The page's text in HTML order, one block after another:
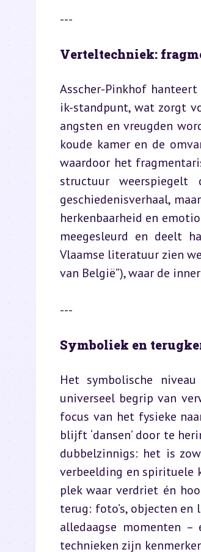
---
Verteltechniek:
Asscher-Pinkhof
ik-standpunt, wat zorgt
angsten en vreugden
koude kamer en de
waardoor het
structuur
geschiedenisverhaal,
herkenbaarheid en
meegesleurd en deelt
Vlaamse literatuur zien
van België”), waar de
---
Symboliek en
Het symbolische
universeel begrip van
focus van het fysieke
blijft ‘dansen’ door te
dubbelzinnigs: het is
verbeelding en spirituele
plek waar verdriet én
terug: foto’s, objecten
alledaagse momenten
technieken zijn